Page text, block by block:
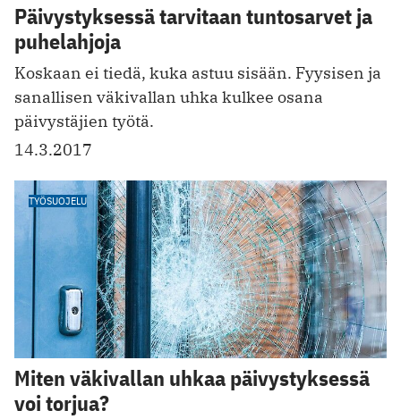
Päivystyksessä tarvitaan tuntosarvet ja
puhelahjoja
Koskaan ei tiedä, kuka astuu sisään. Fyysisen ja
sanallisen ­väkivallan uhka kulkee osana
päivystäjien työtä.
14.3.2017
TYÖSUOJELU
Miten väkivallan uhkaa päivystyksessä
voi torjua?